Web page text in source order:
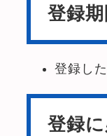
登録期
登録し
登録